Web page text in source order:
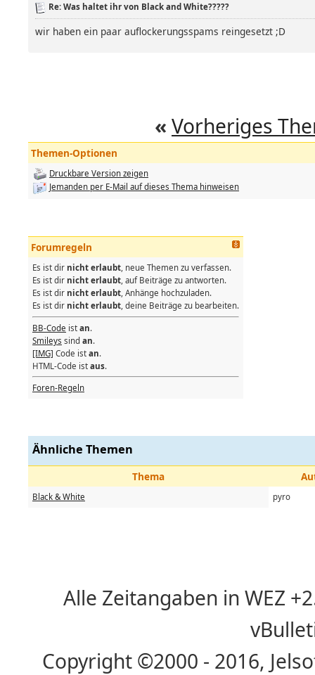
Re: Was haltet ihr von Black and White?????
wir haben ein paar auflockerungsspams reingesetzt ;D
« Vorheriges
Themen-Optionen
Druckbare Version zeigen
Jemanden per E-Mail auf dieses Thema hinweisen
Forumregeln
Es ist dir nicht erlaubt, neue Themen zu verfassen.
Es ist dir nicht erlaubt, auf Beiträge zu antworten.
Es ist dir nicht erlaubt, Anhänge hochzuladen.
Es ist dir nicht erlaubt, deine Beiträge zu bearbeiten.
BB-Code ist an.
Smileys sind an.
[IMG] Code ist an.
HTML-Code ist aus.
Foren-Regeln
Ähnliche Themen
Thema
Black & White pyro
Alle Zeitangaben in WEZ
Copyright ©2000 - 2016,